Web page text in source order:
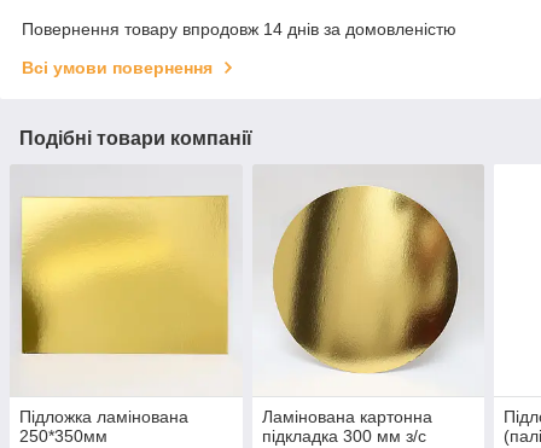
Повернення товару впродовж 14 днів за домовленістю
Всі умови повернення
Подібні товари компанії
Підложка ламінована
250*350мм
Ламінована картонна
підкладка 300 мм з/с